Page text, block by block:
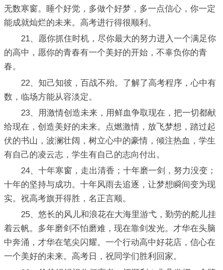
无数寒窗。睡个好觉，多做个好梦，多一点信心，你一定
能成就灿烂的未来。高考进行得很顺利。
21、愿你抓住时机，尽你最大的努力进入一个满足你
的高中，愿你的青春有一个美好的开始，不辜负你的青
春。
22、知己知彼，百战不殆。了解了高考程序，心中有
数，临场方能从容淡定。
23、用激情创造未来，用鲜血争取现在，把一切都献
给现在，创造美好的未来。点燃激情，放飞梦想，踏过起
伏的书山，波澜壮阔，树立心中的豪情，倾注热血，学生
有自己的凌云志，学生有自己的志向付出。
24、十年寒窗，走出清香；十年磨一剑，努力没变；
十年的坚持与成功。十年风雨去追逐，让梦想瞬间变为现
实。祝高考旗开得胜，名正言顺。
25、悠长的风儿和浪花在大海里游弋，勤劳的舵儿挂
着云帆。多年磨剑不怕磨难，现在靠剑发光。才华在头脑
中奔涌，才华在笔尖闪耀。一个行动高中好花店，信心在
一个美好的未来。高考日，祝同学们胜利回家。